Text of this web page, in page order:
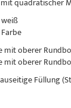
mit oberer
mit oberer
Füllung